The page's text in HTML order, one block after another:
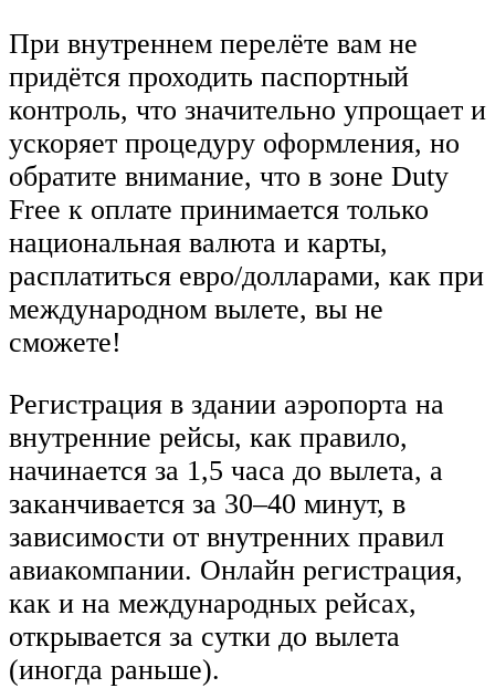
При внутреннем перелёте вам не
придётся проходить паспортный
контроль, что значительно упрощает и
ускоряет процедуру оформления, но
обратите внимание, что в зоне Duty
Free к оплате принимается только
национальная валюта и карты,
расплатиться евро/долларами, как при
международном вылете, вы не
сможете!
Регистрация в здании аэропорта на
внутренние рейсы, как правило,
начинается за 1,5 часа до вылета, а
заканчивается за 30–40 минут, в
зависимости от внутренних правил
авиакомпании. Онлайн регистрация,
как и на международных рейсах,
открывается за сутки до вылета
(иногда раньше).